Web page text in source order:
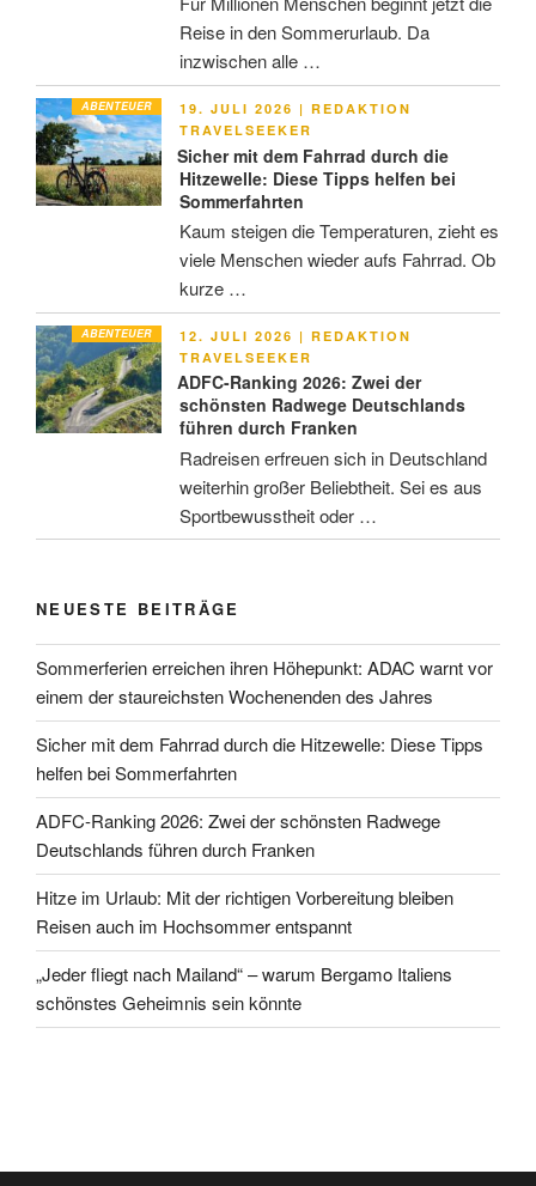
Reise in den Sommerurlaub. Da
inzwischen alle …
ABENTEUER
VERÖFFENTLICHT
AM
19. JULI 2026 | REDAKTION
TRAVELSEEKER
Sicher mit dem Fahrrad durch die
Hitzewelle: Diese Tipps helfen bei
Sommerfahrten
Kaum steigen die Temperaturen, zieht es
viele Menschen wieder aufs Fahrrad. Ob
kurze …
ABENTEUER
VERÖFFENTLICHT
AM
12. JULI 2026 | REDAKTION
TRAVELSEEKER
ADFC-Ranking 2026: Zwei der
schönsten Radwege Deutschlands
führen durch Franken
Radreisen erfreuen sich in Deutschland
weiterhin großer Beliebtheit. Sei es aus
Sportbewusstheit oder …
NEUESTE BEITRÄGE
Sommerferien erreichen ihren Höhepunkt: ADAC warnt vor
einem der staureichsten Wochenenden des Jahres
Sicher mit dem Fahrrad durch die Hitzewelle: Diese Tipps
helfen bei Sommerfahrten
ADFC-Ranking 2026: Zwei der schönsten Radwege
Deutschlands führen durch Franken
Hitze im Urlaub: Mit der richtigen Vorbereitung bleiben
Reisen auch im Hochsommer entspannt
„Jeder fliegt nach Mailand“ – warum Bergamo Italiens
schönstes Geheimnis sein könnte